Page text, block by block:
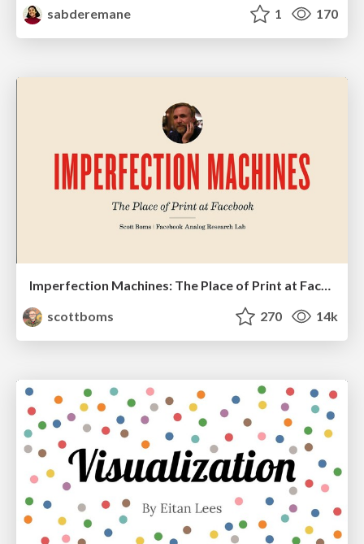
sabderemane
1 170
Imperfection Machines: The Place of Print at Facebook
scottboms
270 14k